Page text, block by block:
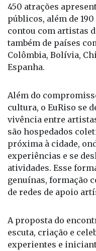
450 atrações
públicos, além de
contou com artistas
também de países
Colômbia, Bolívia,
Espanha.
Além do
cultura, o EuRiso se
vivência entre
são hospedados
próxima à cidade,
experiências e se
atividades. Esse
genuínas, formação
de redes de apoio
A proposta do
escuta, criação e
experientes e